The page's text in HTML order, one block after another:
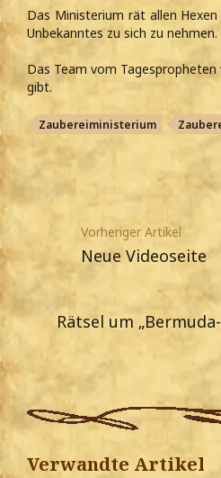
Das Ministerium rät allen
Unbekanntes zu sich zu nehmen.
Das Team vom
gibt.
Zaubereiministerium
Vorheriger Artikel
Neue Videoseite
Rätsel um
Verwandte Artikel